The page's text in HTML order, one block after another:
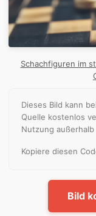
Schachfiguren im
Dieses Bild kann
Quelle kostenlos
Nutzung
Kopiere diesen
Bild